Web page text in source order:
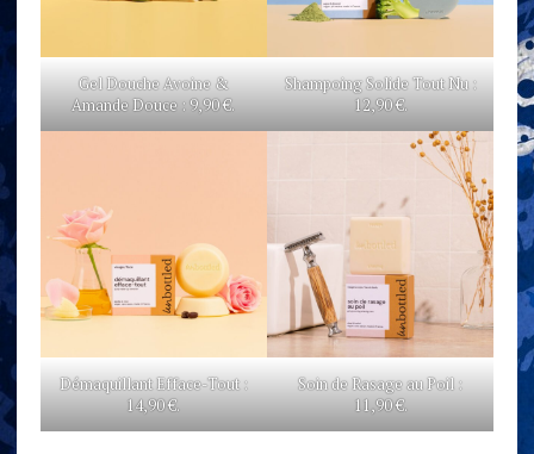
Gel Douche Avoine &
Amande Douce : 9,90 €.
Shampoing Solide Tout Nu :
12,90 €.
Démaquillant Efface-Tout :
14,90 €.
Soin de Rasage au Poil :
11,90 €.